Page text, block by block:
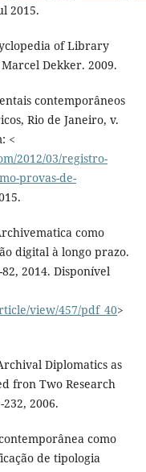
2015.
of Library
Dekker. 2009.
contemporâneos
Rio de Janeiro, v.
<
2012/03/registro-
provas-de-
como
digital à longo prazo.
2014. Disponível
view/457/pdf_40>
Diplomatics as
fron Two Research
2006.
como
de tipologia